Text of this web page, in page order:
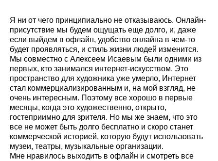
Я ни от чего принципиально не отказываюсь. Онлайн-
присутствие мы будем ощущать еще долго, и, даже
если выйдем в офлайн, удобство онлайна в чем-то
будет проявляться, и стиль жизни людей изменится.
Мы совместно с Алексеем Исаевым были одними из
первых, кто занимался интернет-искусством. Это
пространство для художника уже умерло, Интернет
стал коммерциализированным и, на мой взгляд, не
очень интересным. Поэтому все хорошо в первые
месяцы, когда это художественно, открыто,
гостеприимно для зрителя. Но мы же знаем, что это
все не может быть долго бесплатно и скоро станет
коммерческой историей, которую будут использовать
музеи, театры, музыкальные организации.
Мне нравилось выходить в офлайн и смотреть все